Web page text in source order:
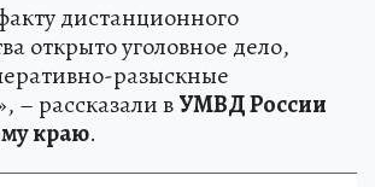
дистанционного
открыто уголовное дело,
разыскные
– рассказали вУМВД России
краю.